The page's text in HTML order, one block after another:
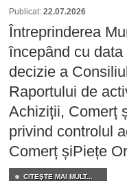
Publicat: 22.07.2026
Întreprinderea
începând cu
decizie a
Raportului de
Achiziții, Comerț
privind controlul
Comerț șiPiețe
CITEŞTE MAI MULT...